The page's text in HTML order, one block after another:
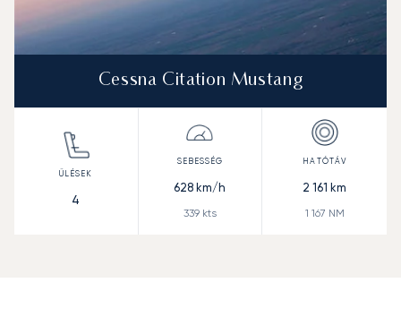
Cessna Citation Mustang
4
628 km/h
339kts
2 161 km
1 167 NM